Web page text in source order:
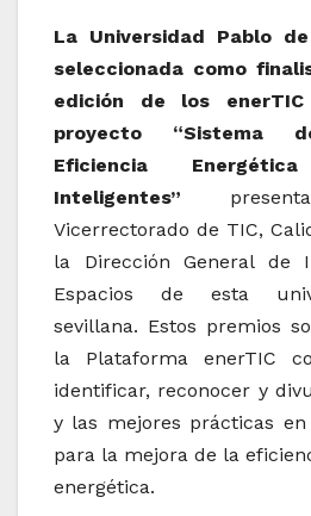
La Universidad Pablo
seleccionada como
edición de los
proyecto “Sistema
Eficiencia
Inteligentes”
Vicerrectorado de TIC,
la Dirección General de
Espacios de esta
sevillana. Estos premios
la Plataforma enerTIC
identificar, reconocer y
y las mejores prácticas
para la mejora de la
energética.